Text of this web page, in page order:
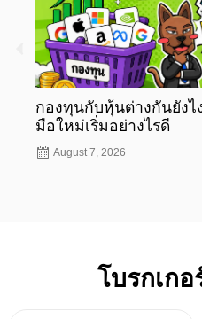
กองทุนกับหุ้นต่างกันยังไ
มือใหม่เริ่มอย่างไรดี
August 7, 2026
โบรกเก